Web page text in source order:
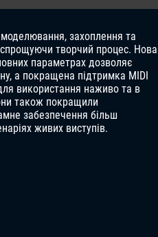
моделювання, захоплення та
творчий процес. Нова
параметрах дозволяє
а покращена підтримка MIDI
використання наживо та в
також покращили
забезпечення більш
живих виступів.